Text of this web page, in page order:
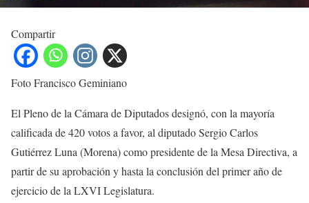
Compartir
Foto Francisco Geminiano
El Pleno de la Cámara de Diputados designó, con la mayoría
calificada de 420 votos a favor, al diputado Sergio Carlos
Gutiérrez Luna (Morena) como presidente de la Mesa Directiva, a
partir de su aprobación y hasta la conclusión del primer año de
ejercicio de la LXVI Legislatura.